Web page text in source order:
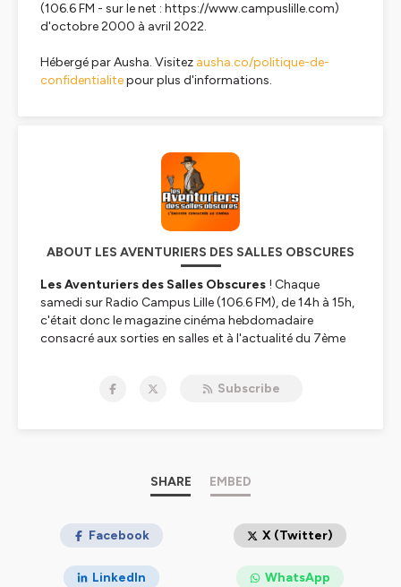
(106.6 FM - sur le net : https://www.campuslille.com)
d'octobre 2000 à avril 2022.
Hébergé par Ausha. Visitez ausha.co/politique-de-
confidentialitepour plus d'informations.
ABOUT LES AVENTURIERS DES SALLES OBSCURES
Les Aventuriers des Salles Obscures ! Chaque
samedi sur Radio Campus Lille (106.6 FM), de 14h à 15h,
c'était donc le magazine cinéma hebdomadaire
consacré aux sorties en salles et à l'actualité du 7ème
que les films et séries proposés sur les plates-formes de
émissions produites,Les Aventuriers des Salles
, qui avaient débuté leur long parcours
cesser leur diffusion en avril 2022. Il fallait bien se rendre
cette aventure. Depuis, l'équipe s'est lancée dans un
Subscribe
SHARE EMBED
Facebook X (Twitter)
LinkedIn WhatsApp